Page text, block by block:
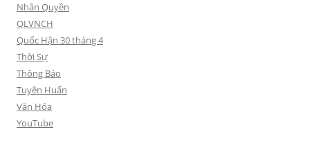
Nhân Quyền
QLVNCH
Quốc Hận 30 tháng 4
Thời Sự
Thông Báo
Tuyên Huấn
Văn Hóa
YouTube